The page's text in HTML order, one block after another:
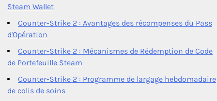
Steam Wallet
Counter-Strike 2 : Avantages des récompenses du Pass
d'Opération
Counter-Strike 2 : Mécanismes de Rédemption de Code
de Portefeuille Steam
Counter-Strike 2 : Programme de largage hebdomadaire
de colis de soins